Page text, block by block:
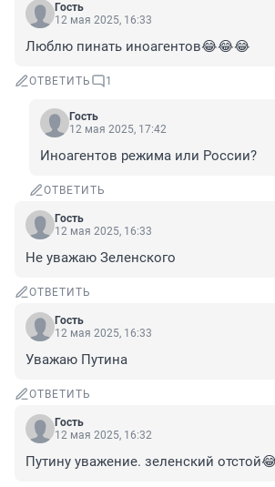
Гость
12 мая 2025, 16:33
Люблю пинать иноагентов😂😂😂
ОТВЕТИТЬ 1
Гость
12 мая 2025, 17:42
Иноагентов режима или России?
ОТВЕТИТЬ
Гость
12 мая 2025, 16:33
Не уважаю Зеленского
ОТВЕТИТЬ
Гость
12 мая 2025, 16:33
Уважаю Путина
ОТВЕТИТЬ
Гость
12 мая 2025, 16:32
Путину уважение. зеленский